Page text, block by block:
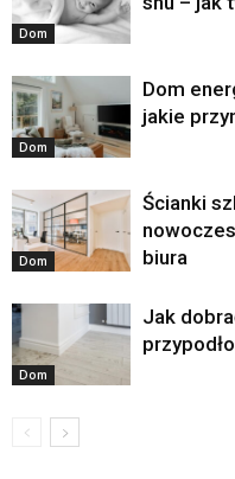
Dom
Dom
Dom
jakie
Dom
Ścianki
biura
Dom
Jak